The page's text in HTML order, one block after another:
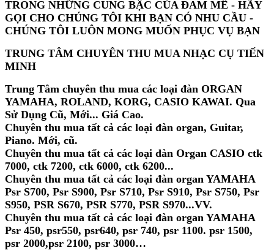
TRONG NHỮNG CUNG BẬC CỦA ĐAM MÊ - HÃY
GỌI CHO CHÚNG TÔI KHI BẠN CÓ NHU CẦU -
CHÚNG TÔI LUÔN MONG MUỐN PHỤC VỤ BẠN
TRUNG TÂM CHUYÊN THU MUA NHẠC CỤ TIẾN
MINH
Trung Tâm chuyên thu mua các loại đàn ORGAN
YAMAHA, ROLAND, KORG, CASIO KAWAI. Qua
Sử Dụng Cũ, Mới... Giá Cao.
Chuyên thu mua tất cả các loại đàn organ, Guitar,
Piano. Mới, cũ.
Chuyên thu mua tất cả các loại đàn Organ CASIO ctk
7000, ctk 7200, ctk 6000, ctk 6200...
Chuyên thu mua tất cả các loại đàn organ YAMAHA
Psr S700, Psr S900, Psr S710, Psr S910, Psr S750, Psr
S950, PSR S670, PSR S770, PSR S970...VV.
Chuyên thu mua tất cả các loại đàn organ YAMAHA
Psr 450, psr550, psr640, psr 740, psr 1100. psr 1500,
psr 2000,psr 2100, psr 3000…